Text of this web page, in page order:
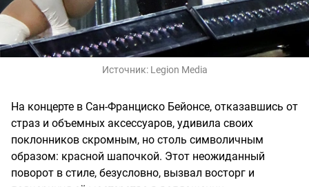
Источник: Legion Media
На концерте в Сан-Франциско Бейонсе, отказавшись от
страз и объемных аксессуаров, удивила своих
поклонников скромным, но столь символичным
образом: красной шапочкой. Этот неожиданный
поворот в стиле, безусловно, вызвал восторг и